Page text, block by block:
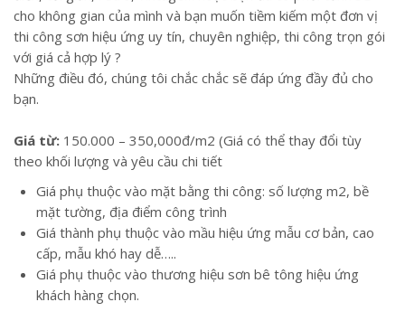
cho không gian của mình và bạn muốn tiềm kiếm một đơn vị
thi công sơn hiệu ứng uy tín, chuyên nghiệp, thi công trọn gói
với giá cả hợp lý ?
Những điều đó, chúng tôi chắc chắc sẽ đáp ứng đầy đủ cho
bạn.
Giá từ: 150.000 – 350,000đ/m2 (Giá có thể thay đổi tùy
theo khối lượng và yêu cầu chi tiết
Giá phụ thuộc vào mặt bằng thi công: số lượng m2, bề
mặt tường, địa điểm công trình
Giá thành phụ thuộc vào mầu hiệu ứng mẫu cơ bản, cao
cấp, mẫu khó hay dễ…..
Giá phụ thuộc vào thương hiệu sơn bê tông hiệu ứng
khách hàng chọn.